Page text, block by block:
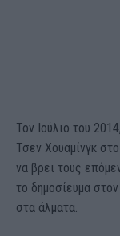
Τον Ιούλιο του
Τσεν Χουαμίνγκ
να βρει τους
το δημοσίευμα
στα άλματα.